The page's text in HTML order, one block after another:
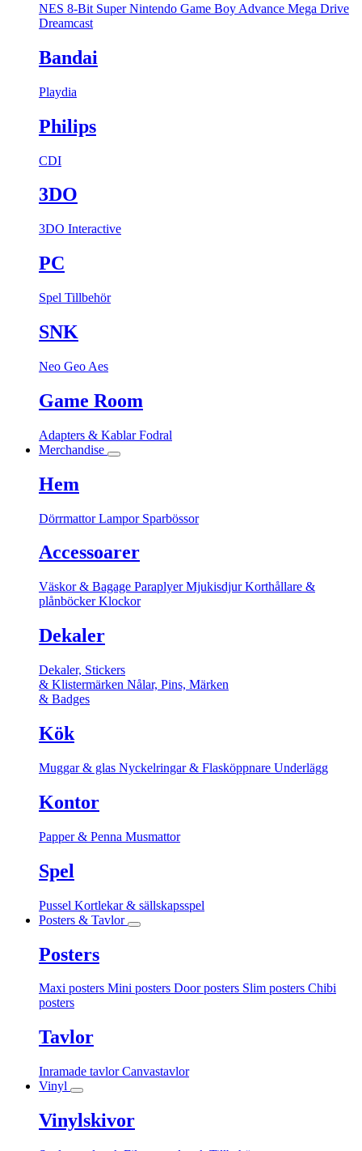
NES 8-Bit Super Nintendo Game Boy Advance Mega Drive
Dreamcast
Bandai
Playdia
Philips
CDI
3DO
3DO Interactive
PC
Spel Tillbehör
SNK
Neo Geo Aes
Game Room
Adapters & KablarFodral
Merchandise
Hem
DörrmattorLampor Sparbössor
Accessoarer
Väskor & Bagage ParaplyerMjukisdjurKorthållare &
plånböckerKlockor
Dekaler
Dekaler, Stickers
& Klistermärken Nålar, Pins, Märken
& Badges
Kök
Muggar & glas Nyckelringar & Flasköppnare Underlägg
Kontor
Papper & Penna Musmattor
Spel
Pussel Kortlekar & sällskapsspel
Posters & Tavlor
Posters
Maxi posters Mini posters Door posters Slim posters Chibi
posters
Tavlor
Inramade tavlorCanvastavlor
Vinyl
Vinylskivor